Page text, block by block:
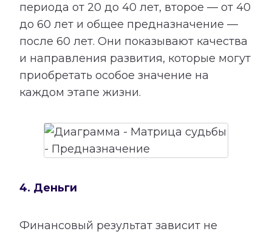
периода от 20 до 40 лет, второе — от 40
до 60 лет и общее предназначение —
после 60 лет. Они показывают качества
и направления развития, которые могут
приобретать особое значение на
каждом этапе жизни.
4. Деньги
Финансовый результат зависит не